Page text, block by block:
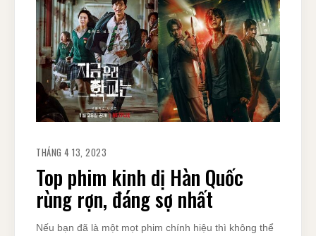
THÁNG 4 13, 2023
Top phim kinh dị Hàn Quốc
rùng rợn, đáng sợ nhất
Nếu bạn đã là một mọt phim chính hiệu thì không thể